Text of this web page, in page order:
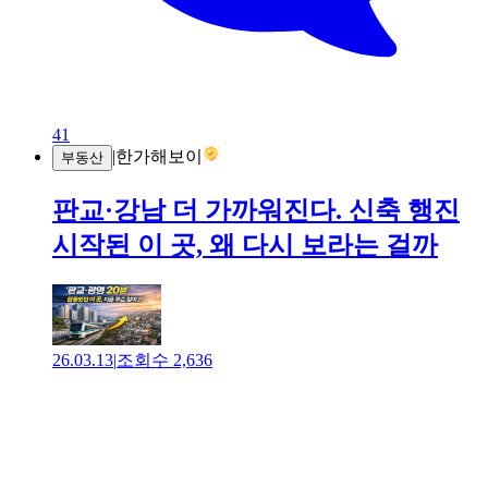
41
부동산 |한가해보이
판교·강남 더 가까워진다. 신축 행진
시작된 이 곳, 왜 다시 보라는 걸까
26.03.13|조회수 2,636